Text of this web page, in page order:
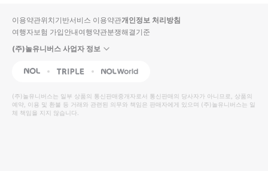
이용약관위치기반서비스 이용약관개인정보 처리방침
여행자보험 가입안내여행약관분쟁해결기준
(주)놀유니버스 사업자 정보
NOL Triple Interpark Global
(주)놀유니버스는 일부 상품의 통신판매중개자로서 통신판매의 당사자가 아니므로, 상품의
예약, 이용 및 환불 등 거래와 관련된 의무와 책임은 판매자에게 있으며 (주)놀유니버스는 일
체 책임을 지지 않습니다.